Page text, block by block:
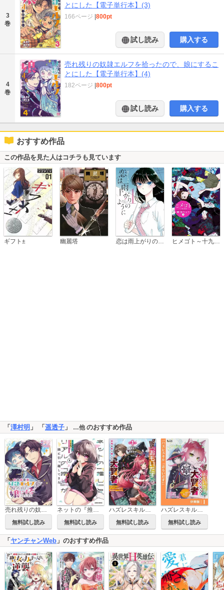
3
巻
とにした【電子単行本】(3)
166ページ |800pt
試し読み 購入する
4
巻
売れ残りの奴隷エルフを拾ったので、娘にするこ
とにした【電子単行本】(4)
182ページ |800pt
試し読み 購入する
おすすめ作品
この作品を見た人はコチラも見ています
ギフト± 幽麗塔 ヒメゴト～十九歳の制服～
「澤村明 」 「遥透子 」 …他のおすすめ作品
売れ残りの奴隷エルフを拾ったので、娘にすることにした(話売り)
無料試し読み
ネットの『推し』とリアルの『推し』が隣に引っ越してきた
無料試し読み
ハズレスキル『おもいだす』で記憶を取り戻した大賢者
無料試し読み
ハズレスキル『おもいだす』で記憶を取り戻した大賢者【分冊版】
無料試し読み
「 ヤンチャンWeb 」のおすすめ作品